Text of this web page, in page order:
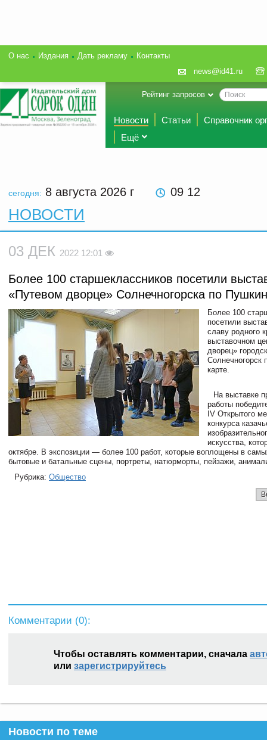
О нас Издания Дать рекламу
Контакты
news@id41.ru
Рейтинг запросов
Новости Статьи
Справочник
Ещё
сегодня: 8 августа 2026 г 09 12
НОВОСТИ
03 ДЕК 2022 12:01
Более 100 старшеклассников посетили
«Путевом дворце» Солнечногорска по
Более 100
посетили
славу родного
выставочном
дворец»
Солнечногорск
карте.
На выставке
работы
IV Открытого
конкурса
искусства,
октябре. В экспозиции — более 100 работ, которые воплощены в
бытовые и батальные сцены, портреты, натюрморты, пейзажи,
Рубрика: Общество
Комментарии (0):
Чтобы оставлять комментарии, сначала
или зарегистрируйтесь
Новости по теме